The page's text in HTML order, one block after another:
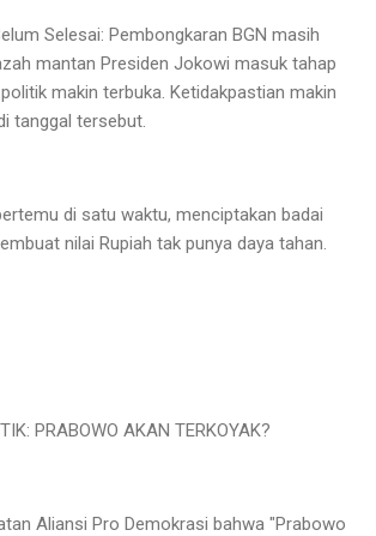
Selesai: Pembongkaran BGN masih
mantan Presiden Jokowi masuk tahap
makin terbuka. Ketidakpastian makin
tanggal tersebut.
di satu waktu, menciptakan badai
nilai Rupiah tak punya daya tahan.
PRABOWO AKAN TERKOYAK?
Aliansi Pro Demokrasi bahwa "Prabowo